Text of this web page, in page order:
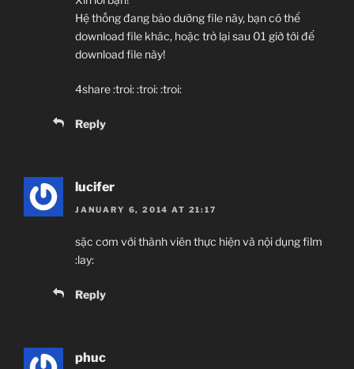
Hệ thống đang bảo dưỡng file này, bạn có thể
download file khác, hoặc trở lại sau 01 giờ tới để
download file này!
4share :troi: :troi: :troi:
Reply
lucifer
JANUARY 6, 2014 AT 21:17
sặc cơm với thành viên thực hiện và nội dụng film
:lay:
Reply
phuc